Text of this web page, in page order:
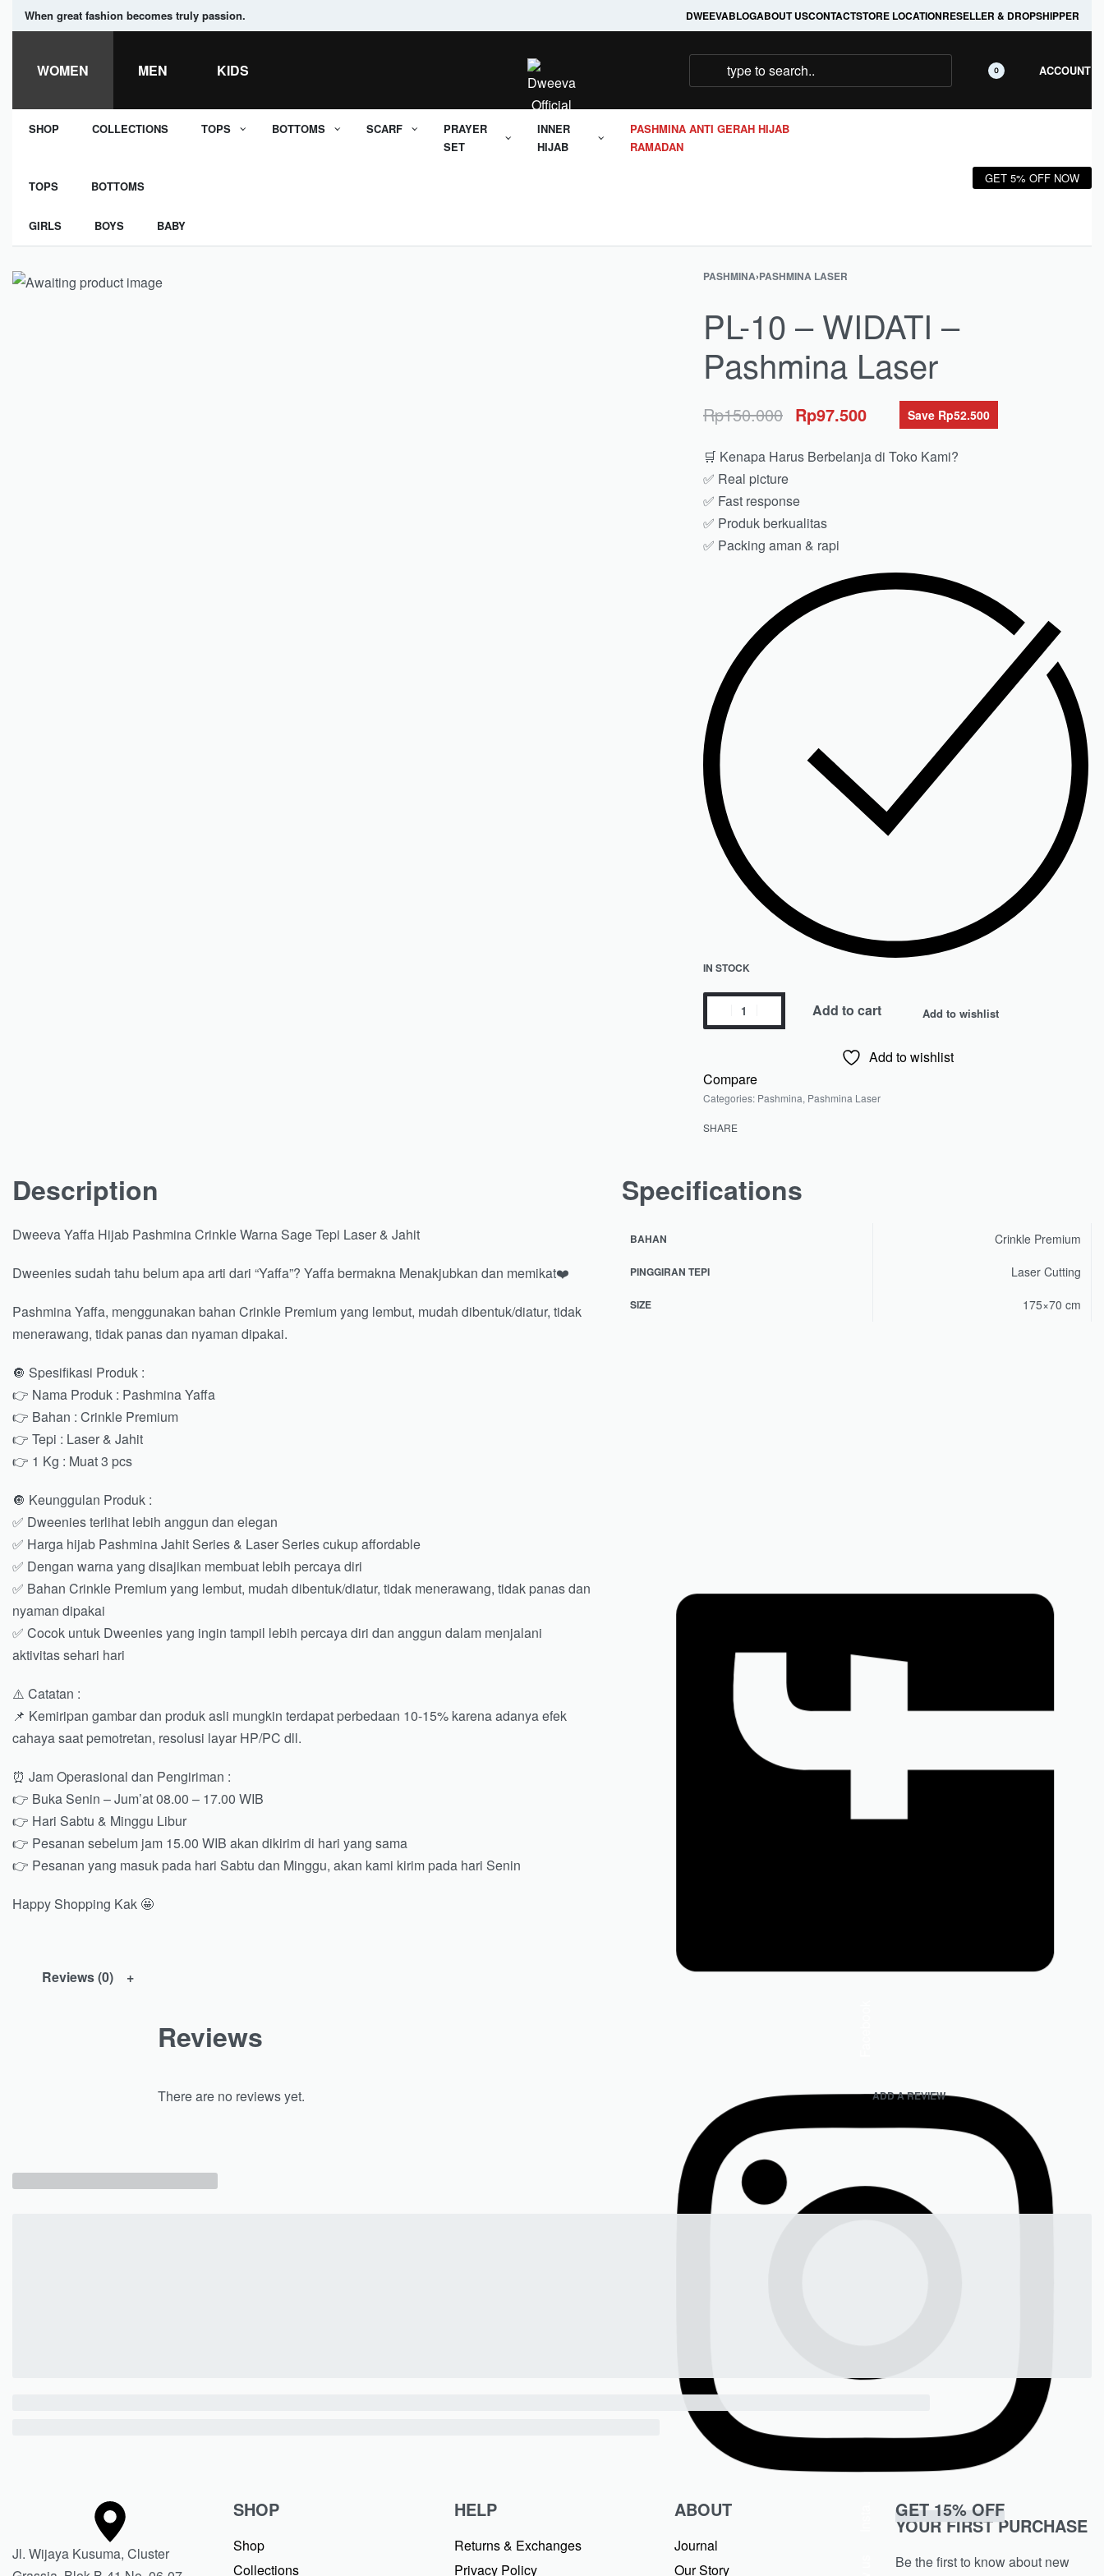
When great fashion becomes truly passion. DWEEVABLOGABOUT USCONTACTSTORE LOCATIONRESELLER & DROPSHIPPER
WOMEN MEN KIDS 0 ACCOUNT
SHOP COLLECTIONS TOPS BOTTOMS SCARF
PRAYER
SET
INNER
HIJAB
PASHMINA ANTI GERAH HIJAB
RAMADAN
TOPS BOTTOMS
GIRLS BOYS BABY
GET 5% OFF NOW
PASHMINA›PASHMINA LASER
PL-10 – WIDATI –
Pashmina Laser
Rp150.000 Rp97.500 Save Rp52.500
🛒 Kenapa Harus Berbelanja di Toko Kami?
✅ Real picture
✅ Fast response
✅ Produk berkualitas
✅ Packing aman & rapi
IN STOCK
Add to cart Add to wishlist
Add to wishlist
Compare
Categories: Pashmina, Pashmina Laser
SHARE
Description
Dweeva Yaffa Hijab Pashmina Crinkle Warna Sage Tepi Laser & Jahit
Dweenies sudah tahu belum apa arti dari “Yaffa”? Yaffa bermakna Menakjubkan dan memikat❤️
Pashmina Yaffa, menggunakan bahan Crinkle Premium yang lembut, mudah dibentuk/diatur, tidak
menerawang, tidak panas dan nyaman dipakai.
🔘 Spesifikasi Produk :
👉 Nama Produk : Pashmina Yaffa
👉 Bahan : Crinkle Premium
👉 Tepi : Laser & Jahit
👉 1 Kg : Muat 3 pcs
🔘 Keunggulan Produk :
✅ Dweenies terlihat lebih anggun dan elegan
✅ Harga hijab Pashmina Jahit Series & Laser Series cukup affordable
✅ Dengan warna yang disajikan membuat lebih percaya diri
✅ Bahan Crinkle Premium yang lembut, mudah dibentuk/diatur, tidak menerawang, tidak panas dan
nyaman dipakai
✅ Cocok untuk Dweenies yang ingin tampil lebih percaya diri dan anggun dalam menjalani
aktivitas sehari hari
⚠️ Catatan :
📌 Kemiripan gambar dan produk asli mungkin terdapat perbedaan 10-15% karena adanya efek
cahaya saat pemotretan, resolusi layar HP/PC dll.
⏰ Jam Operasional dan Pengiriman :
👉 Buka Senin – Jum’at 08.00 – 17.00 WIB
👉 Hari Sabtu & Minggu Libur
👉 Pesanan sebelum jam 15.00 WIB akan dikirim di hari yang sama
👉 Pesanan yang masuk pada hari Sabtu dan Minggu, akan kami kirim pada hari Senin
Happy Shopping Kak 🤩
Specifications
BAHAN Crinkle Premium
PINGGIRAN TEPI Laser Cutting
SIZE 175×70 cm
Reviews (0)
Reviews
There are no reviews yet. ADD A REVIEW
Jl. Wijaya Kusuma, Cluster
SHOP
Shop
Collections
HELP
Returns & Exchanges
Privacy Policy
ABOUT
Journal
Our Story
GET 15% OFF
YOUR FIRST PURCHASE
Be the first to know about new